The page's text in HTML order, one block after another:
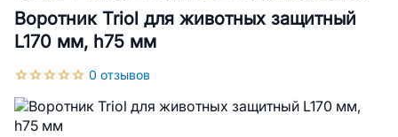
Воротник Triol для животных защитный
L170 мм, h75 мм
0 отзывов